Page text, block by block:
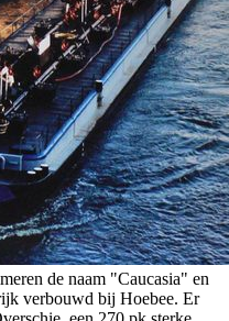
de naam "Caucasia" en
verbouwd bij Hoebee. Er